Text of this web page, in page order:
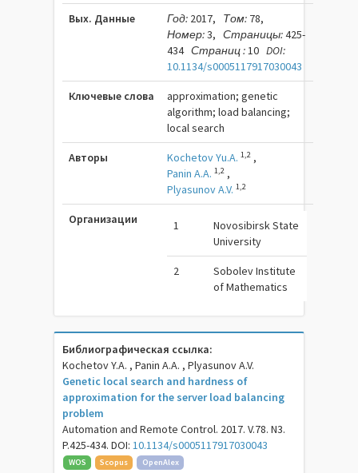
Вых. Данные Год: 2017, Том: 78,
Номер:3, Страницы:425-
434 Страниц :10 DOI:
10.1134/s0005117917030043
Ключевые слова
approximation; genetic
algorithm; load balancing;
local search
Авторы Kochetov Yu.A. 1,2 ,
Panin A.A. 1,2 ,
Plyasunov A.V. 1,2
Организации 1
Novosibirsk State
University
2
Sobolev Institute
of Mathematics
Библиографическая ссылка:
Kochetov Y.A. , Panin A.A. , Plyasunov A.V.
Genetic local search and hardness of
approximation for the server load balancing
problem
Automation and Remote Control. 2017. V.78. N3.
P.425-434. DOI:10.1134/s0005117917030043
WOS Scopus OpenAlex